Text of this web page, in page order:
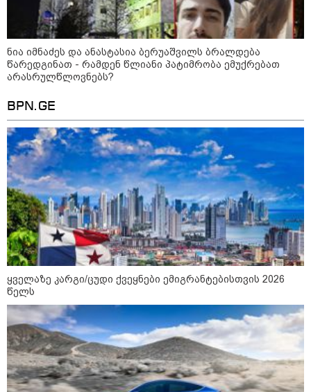
კატეგორიები
7
აგვისტო
პროგნოზი
ეს დღე გამოირჩევა სტაბილური და მშვიდი ენერგიით. კარგი
პერიოდია დაწყებული საქმეების ბოლომდე მოსაყვანად,
ფინანსური საკითხების გადასამოწმებლად და სამუშაო
სივრცის მოწესრიგებისთვის. თანმიმდევრული მოქმედება და
პრაქტიკული მიდგომა სასურველ შედეგს უდანაკარგოდ
მოგიტანთ.
როგორ მოვამზადოთ
ვეგეტარიანული ფალაფელი
ნია იმნაძეს და ანასტასია ბერუაშვილს ბრალდება
წარედგინათ - რამდენ წლიანი პატიმრობა ემუქრებათ
არასრულწლოვნებს?
BPN.GE
ყველაზე კარგი/ცუდი ქვეყნები ემიგრანტებისთვის 2026
წელს